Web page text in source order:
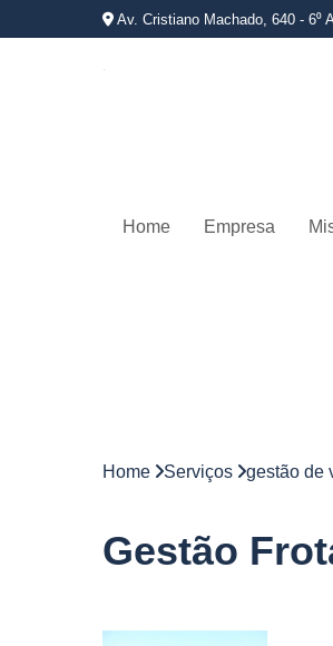
Av. Cristiano Machado, 640 - 6⁰
Home Empresa
Home Serviços gestão de
Gestão